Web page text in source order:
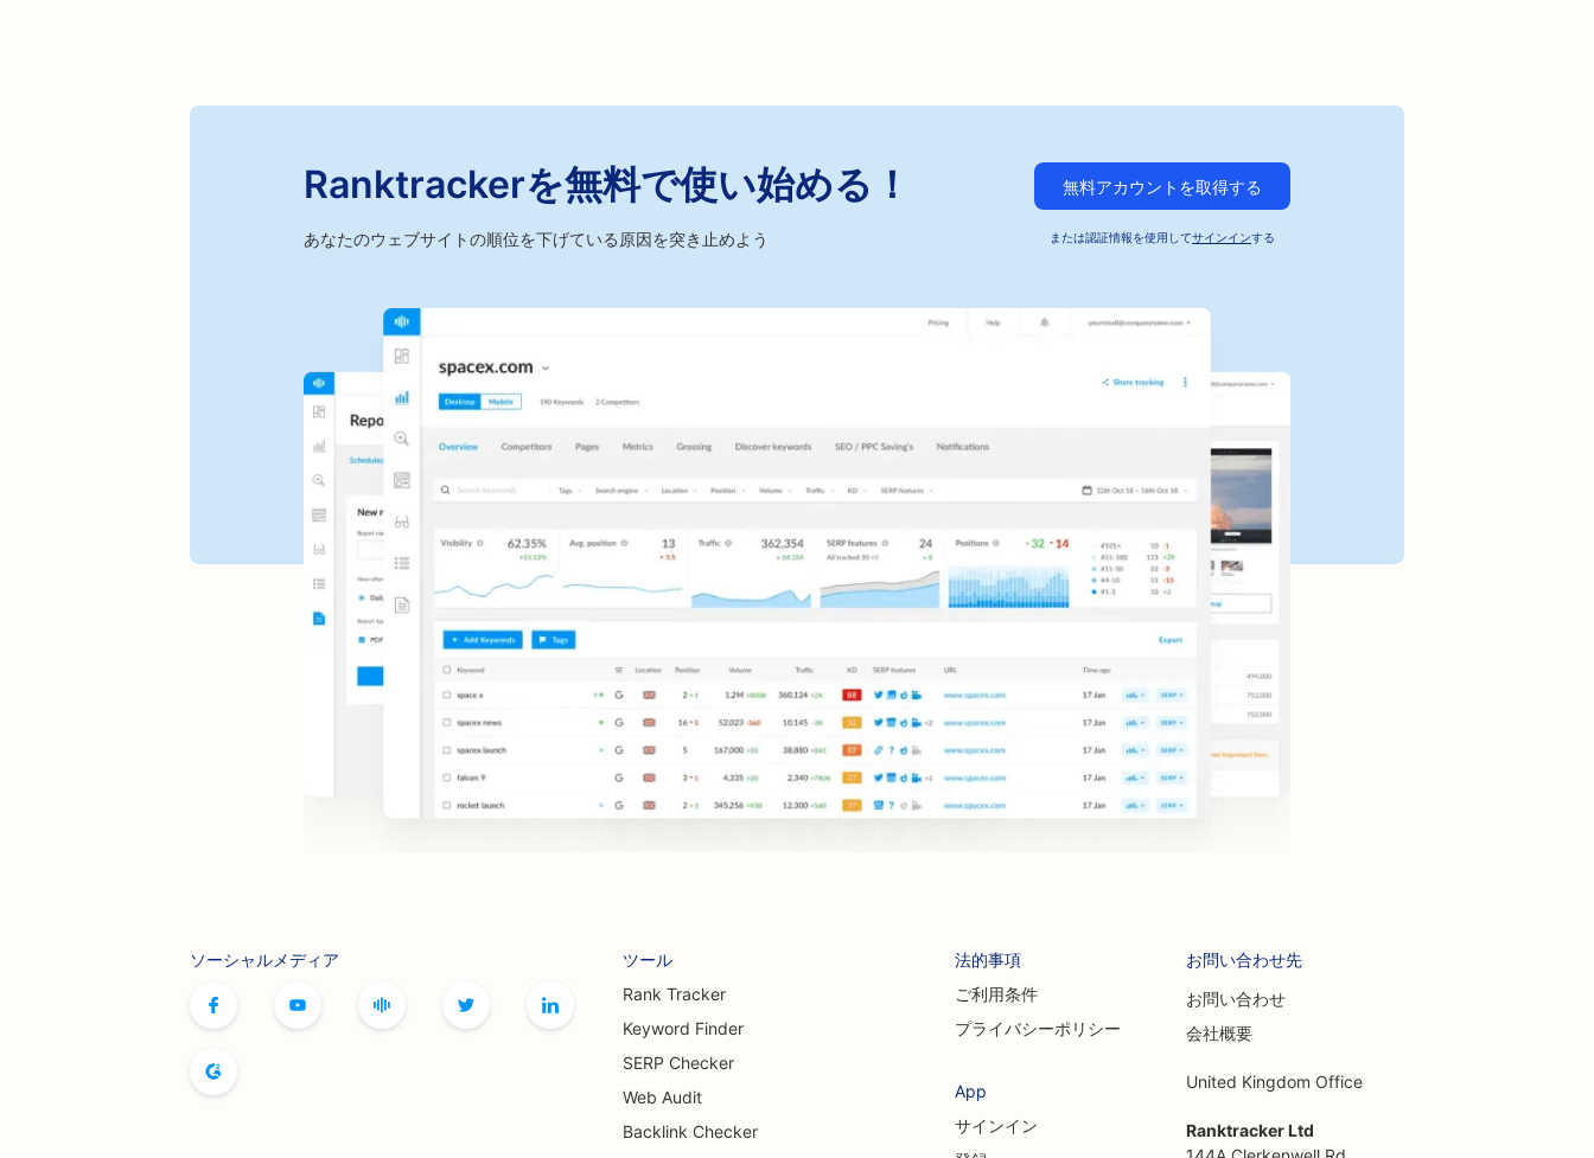
Ranktrackerを無料で使い始める！
あなたのウェブサイトの順位を下げている原因を突き止めよう
無料アカウントを取得する
または認証情報を使用してサインインする
ソーシャルメディア
ツール
Rank Tracker
Keyword Finder
SERP Checker
Web Audit
Backlink Checker
法的事項
ご利用条件
プライバシーポリシー
App
サインイン
お問い合わせ先
お問い合わせ
会社概要
United Kingdom Office
Ranktracker Ltd